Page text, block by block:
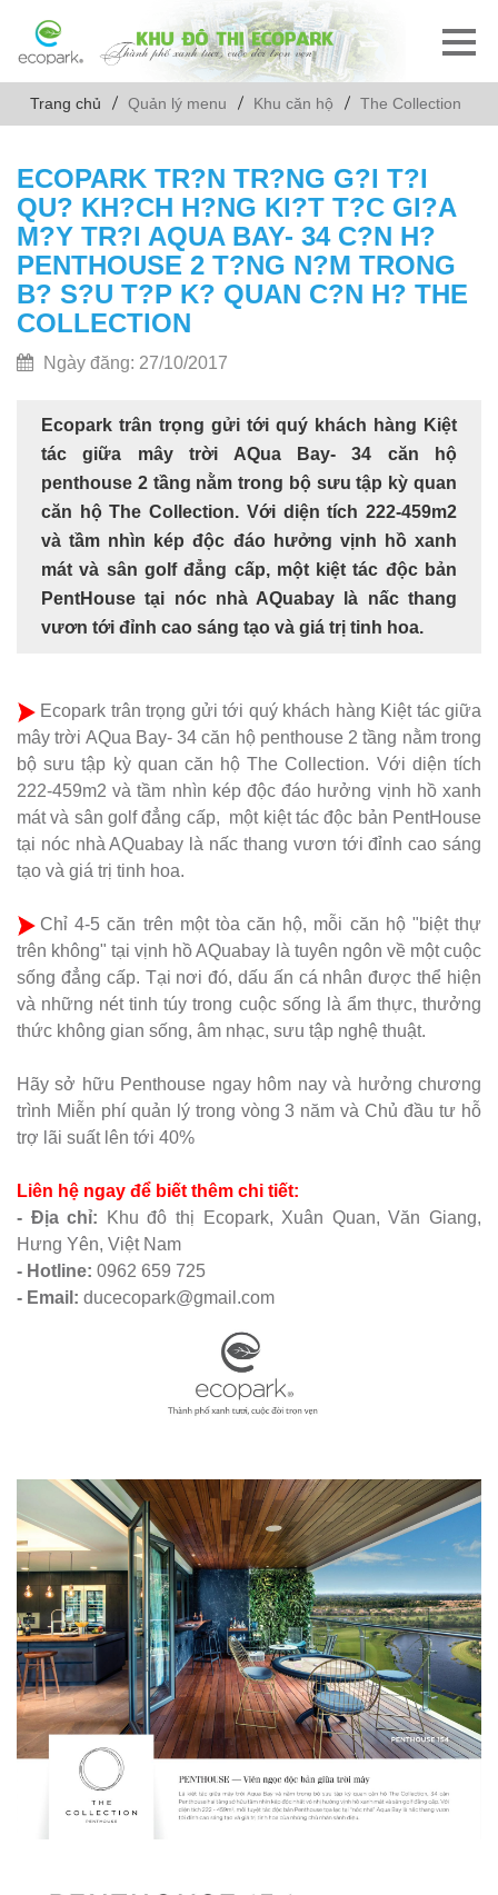
Trang chủ Quản lý menu Khu căn hộ The Collection
ECOPARK TR?N TR?NG G?I T?I
QU? KH?CH H?NG KI?T T?C GI?A
M?Y TR?I AQUA BAY- 34 C?N H?
PENTHOUSE 2 T?NG N?M TRONG
B? S?U T?P K? QUAN C?N H? THE
COLLECTION
Ngày đăng: 27/10/2017
Ecopark trân trọng gửi tới quý khách hàng Kiệt
tác giữa mây trời AQua Bay- 34 căn hộ
penthouse 2 tầng nằm trong bộ sưu tập kỳ quan
căn hộ The Collection. Với diện tích 222-459m2
và tầm nhìn kép độc đáo hưởng vịnh hồ xanh
mát và sân golf đẳng cấp, một kiệt tác độc bản
PentHouse tại nóc nhà AQuabay là nấc thang
vươn tới đỉnh cao sáng tạo và giá trị tinh hoa.
Ecopark trân trọng gửi tới quý khách hàng Kiệt tác giữa
mây trời AQua Bay- 34 căn hộ penthouse 2 tầng nằm trong
bộ sưu tập kỳ quan căn hộ The Collection. Với diện tích
222-459m2 và tầm nhìn kép độc đáo hưởng vịnh hồ xanh
mát và sân golf đẳng cấp, một kiệt tác độc bản PentHouse
tại nóc nhà AQuabay là nấc thang vươn tới đỉnh cao sáng
tạo và giá trị tinh hoa.
Chỉ 4-5 căn trên một tòa căn hộ, mỗi căn hộ "biệt thự
trên không" tại vịnh hồ AQuabay là tuyên ngôn về một cuộc
sống đẳng cấp. Tại nơi đó, dấu ấn cá nhân được thể hiện
và những nét tinh túy trong cuộc sống là ẩm thực, thưởng
thức không gian sống, âm nhạc, sưu tập nghệ thuật.
Hãy sở hữu Penthouse ngay hôm nay và hưởng chương
trình Miễn phí quản lý trong vòng 3 năm và Chủ đầu tư hỗ
trợ lãi suất lên tới 40%
Liên hệ ngay để biết thêm chi tiết:
- Địa chỉ: Khu đô thị Ecopark, Xuân Quan, Văn Giang,
Hưng Yên, Việt Nam
- Hotline: 0962 659 725
- Email: ducecopark@gmail.com